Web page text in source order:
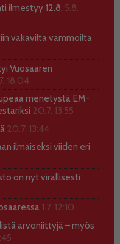
ilmestyy 12.8. 5.8.
vakavilta vammoilta
Vuosaaren
18:04
menetystä EM-
20.7. 13:55
20.7. 13:44
ilmaiseksi viiden eri
on nyt virallisesti
1.7. 12:10
arvoniittyjä – myös